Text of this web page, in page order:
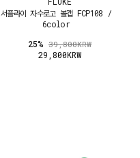
서플라이 자수로고 볼캡 FCP108 /
6color
25% 39,800KRW
29,800KRW